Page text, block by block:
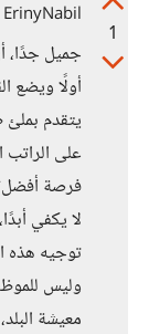
1
ErinyNabil
جميل جدًا،
أولًا ويضع
يتقدم
على
فرصة أفضل؟
لا يكفي
توجيه هذه
وليس
معيشة